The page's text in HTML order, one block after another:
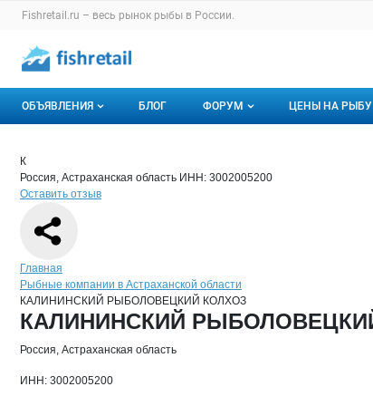
Раздел навигации по сайту
Fishretail.ru – весь рынок рыбы в России.
Авторизация и меню пользователя
Навигация по разделам сайта fishretail.ru
ОБЪЯВЛЕНИЯ
Горячее предложение
Мои объявления
БЛОГ ФОРУМ
Избранные
ЦЕНЫ НА РЫБУ
Страница компании
Страница компании
Краткая информация о компании
К
Россия, Астраханская область ИНН: 3002005200
Оставить отзыв
Навигация по сайту
Главная
Рыбные компании в Астраханской области
КАЛИНИНСКИЙ РЫБОЛОВЕЦКИЙ КОЛХОЗ
Основная информация о компании
КАЛИНИНСКИЙ
Россия, Астраханская область
ИНН: 3002005200